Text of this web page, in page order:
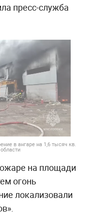
пресс-служба
в ангаре на 1,6 тысяч кв.
на площади
огонь
локализовали